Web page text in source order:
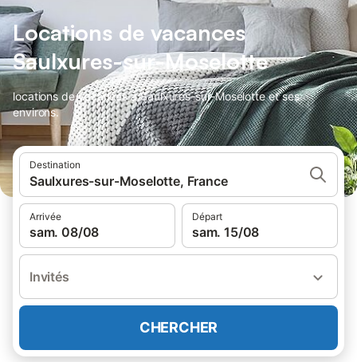
Locations de vacances
Saulxures-sur-Moselotte
locations de vacances à Saulxures-sur-Moselotte et ses
environs.
Destination
Saulxures-sur-Moselotte, France
Arrivée
sam. 08/08
Départ
sam. 15/08
Invités
CHERCHER